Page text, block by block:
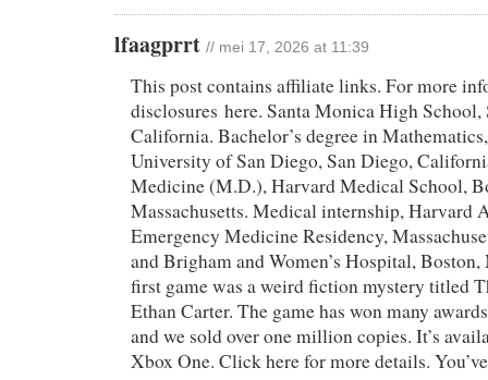
lfaagprrt // mei 17, 2026 at 11:39
This post contains affiliate links. For more
disclosures here. Santa Monica High School,
California. Bachelor’s degree in
University of San Diego, San Diego,
Medicine (M.D.), Harvard Medical School,
Massachusetts. Medical internship, Harvard
Emergency Medicine Residency,
and Brigham and Women’s Hospital, Boston,
first game was a weird fiction mystery titled
Ethan Carter. The game has won many
and we sold over one million copies. It’s
Xbox One. Click here for more details.